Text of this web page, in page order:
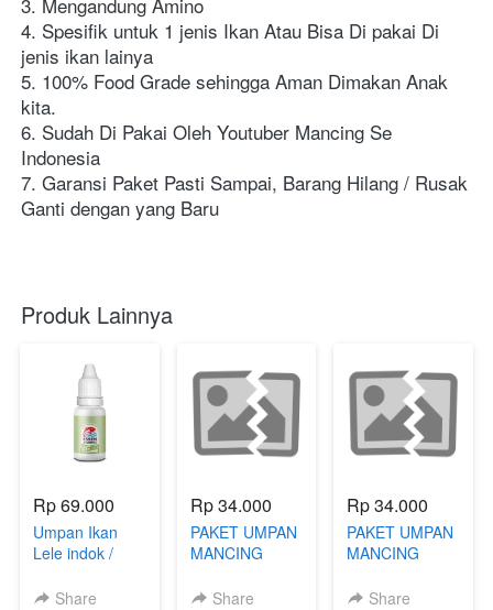
4. Spesifik untuk 1 jenis Ikan Atau Bisa Di pakai Di
jenis ikan lainya
5. 100% Food Grade sehingga Aman Dimakan Anak
kita.
6. Sudah Di Pakai Oleh Youtuber Mancing Se
Indonesia
7. Garansi Paket Pasti Sampai, Barang Hilang / Rusak
Ganti dengan yang Baru
Produk Lainnya
Rp 69.000
Umpan Ikan
Lele indok /
Oplosan
Share
Rp 34.000
PAKET UMPAN
MANCING
BAIT OM
Share
Rp 34.000
PAKET UMPAN
MANCING
BAIT OM
Share